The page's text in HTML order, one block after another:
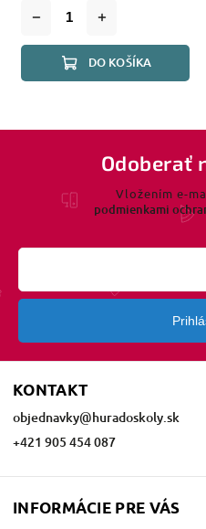
DO KOŠÍKA
KONTAKT
objednavky@huradoskoly.sk
+421 905 454 087
INFORMÁCIE PRE VÁS
Odoberať
Vložením e-
podmienkami